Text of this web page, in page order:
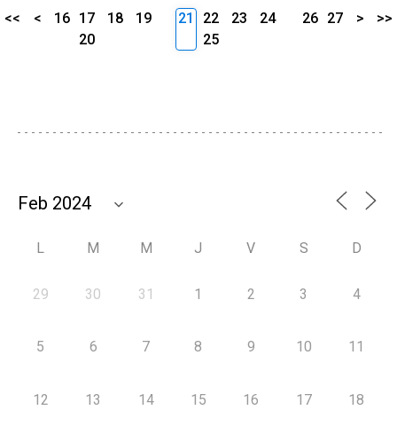
<< < 16 17 18
19
20
21 22 23
24
25
26 27 > >>
L M M J V S D
29 30 31 1 2 3 4
5 6 7 8 9 10 11
12 13 14 15 16 17 18